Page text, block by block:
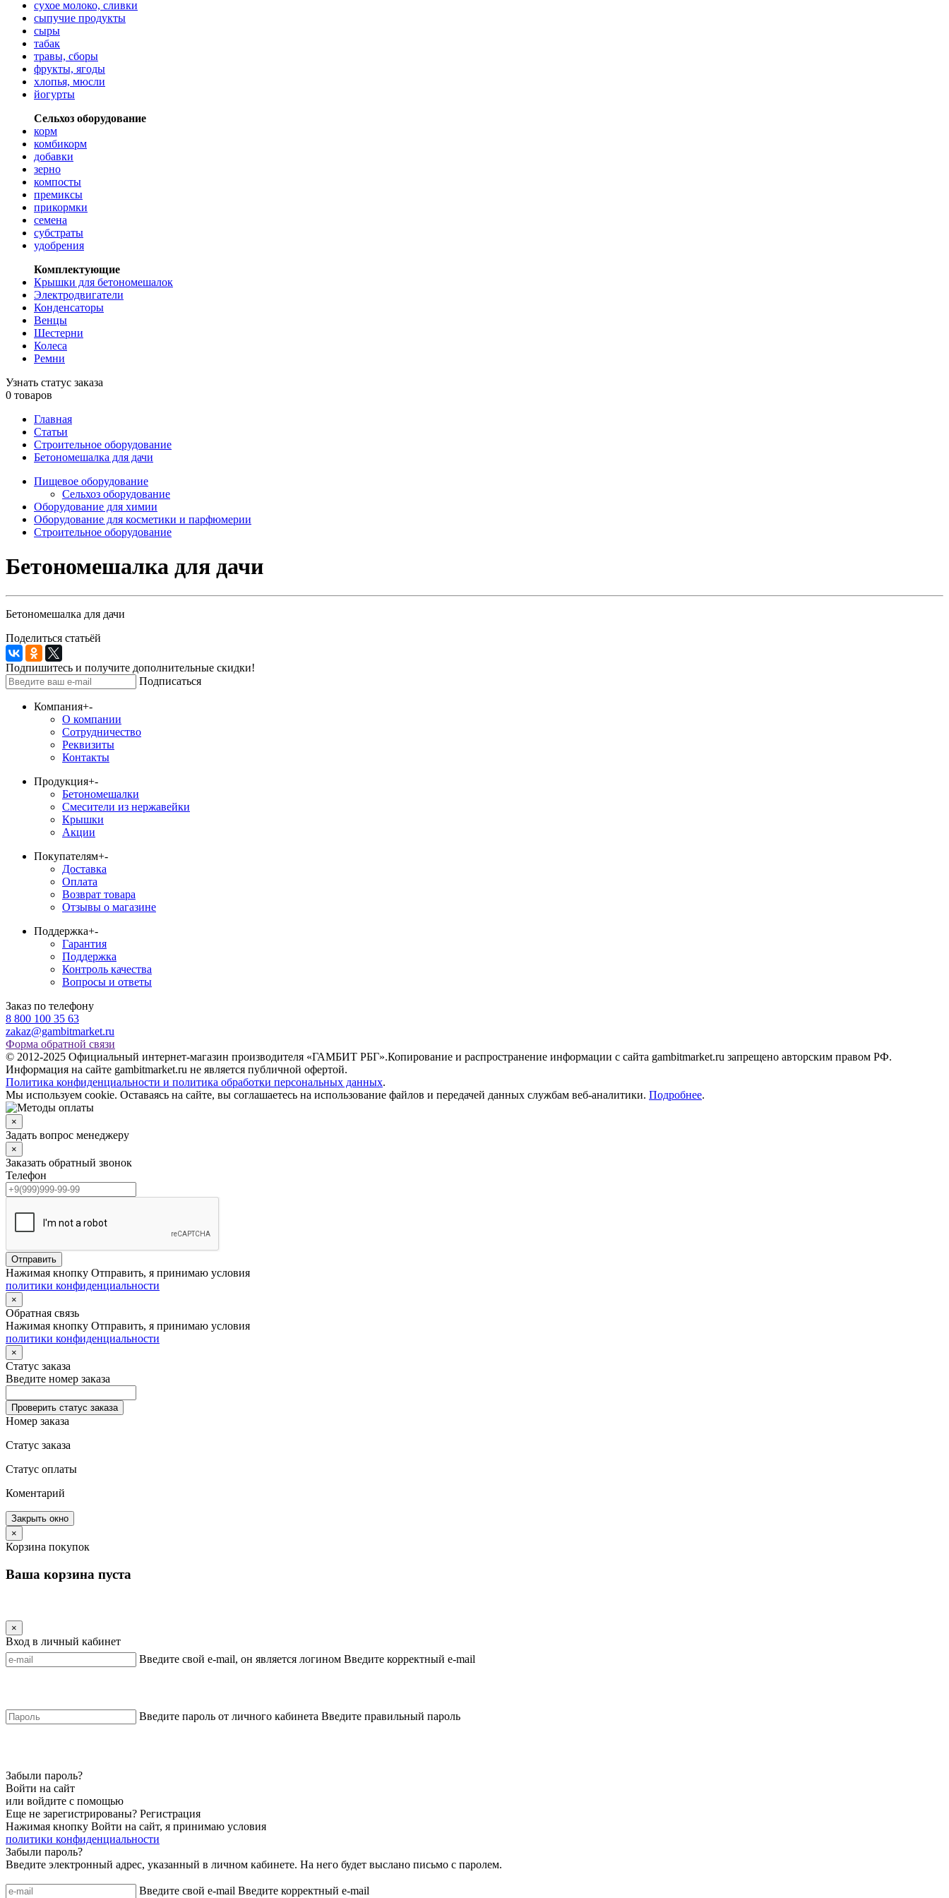
сухое молоко, сливки
сыпучие продукты
сыры
табак
травы, сборы
фрукты, ягоды
хлопья, мюсли
йогурты
Сельхоз оборудование
корм
комбикорм
добавки
зерно
компосты
премиксы
прикормки
семена
субстраты
удобрения
Комплектующие
Крышки для бетономешалок
Электродвигатели
Конденсаторы
Венцы
Шестерни
Колеса
Ремни
Узнать статус заказа
0 товаров
Главная
Статьи
Строительное оборудование
Бетономешалка для дачи
Пищевое оборудование
Сельхоз оборудование
Оборудование для химии
Оборудование для косметики и парфюмерии
Строительное оборудование
Бетономешалка для дачи
Бетономешалка для дачи
Поделиться статьёй
Подпишитесь и получите дополнительные скидки!
Подписаться
Компания+-
О компании
Сотрудничество
Реквизиты
Контакты
Продукция+-
Бетономешалки
Смесители из нержавейки
Крышки
Акции
Покупателям+-
Доставка
Оплата
Возврат товара
Отзывы о магазине
Поддержка+-
Гарантия
Поддержка
Контроль качества
Вопросы и ответы
Заказ по телефону
8 800 100 35 63
zakaz@gambitmarket.ru
Форма обратной связи
© 2012-2025 Официальный интернет-магазин производителя «ГАМБИТ РБГ».Копирование и распространение информации с сайта gambitmarket.ru запрещено авторским правом РФ.
Информация на сайте gambitmarket.ru не является публичной офертой.
Политика конфиденциальности и политика обработки персональных данных.
Мы используем cookie. Оставаясь на сайте, вы соглашаетесь на использование файлов и передачей данных службам веб-аналитики. Подробнее.
×
Задать вопрос менеджеру
×
Заказать обратный звонок
Телефон
Отправить
Нажимая кнопку Отправить, я принимаю условия
политики конфиденциальности
×
Обратная связь
Нажимая кнопку Отправить, я принимаю условия
политики конфиденциальности
×
Статус заказа
Введите номер заказа
Проверить статус заказа
Номер заказа
Статус заказа
Статус оплаты
Коментарий
Закрыть окно
×
Корзина покупок
Ваша корзина пуста
×
Вход в личный кабинет
Введите свой e-mail, он является логином Введите корректный e-mail
Введите пароль от личного кабинета Введите правильный пароль
Забыли пароль?
Войти на сайт
или войдите с помощью
Еще не зарегистрированы? Регистрация
Нажимая кнопку Войти на сайт, я принимаю условия
политики конфиденциальности
Забыли пароль?
Введите электронный адрес, указанный в личном кабинете. На него будет выслано письмо с паролем.
Введите свой e-mail Введите корректный e-mail